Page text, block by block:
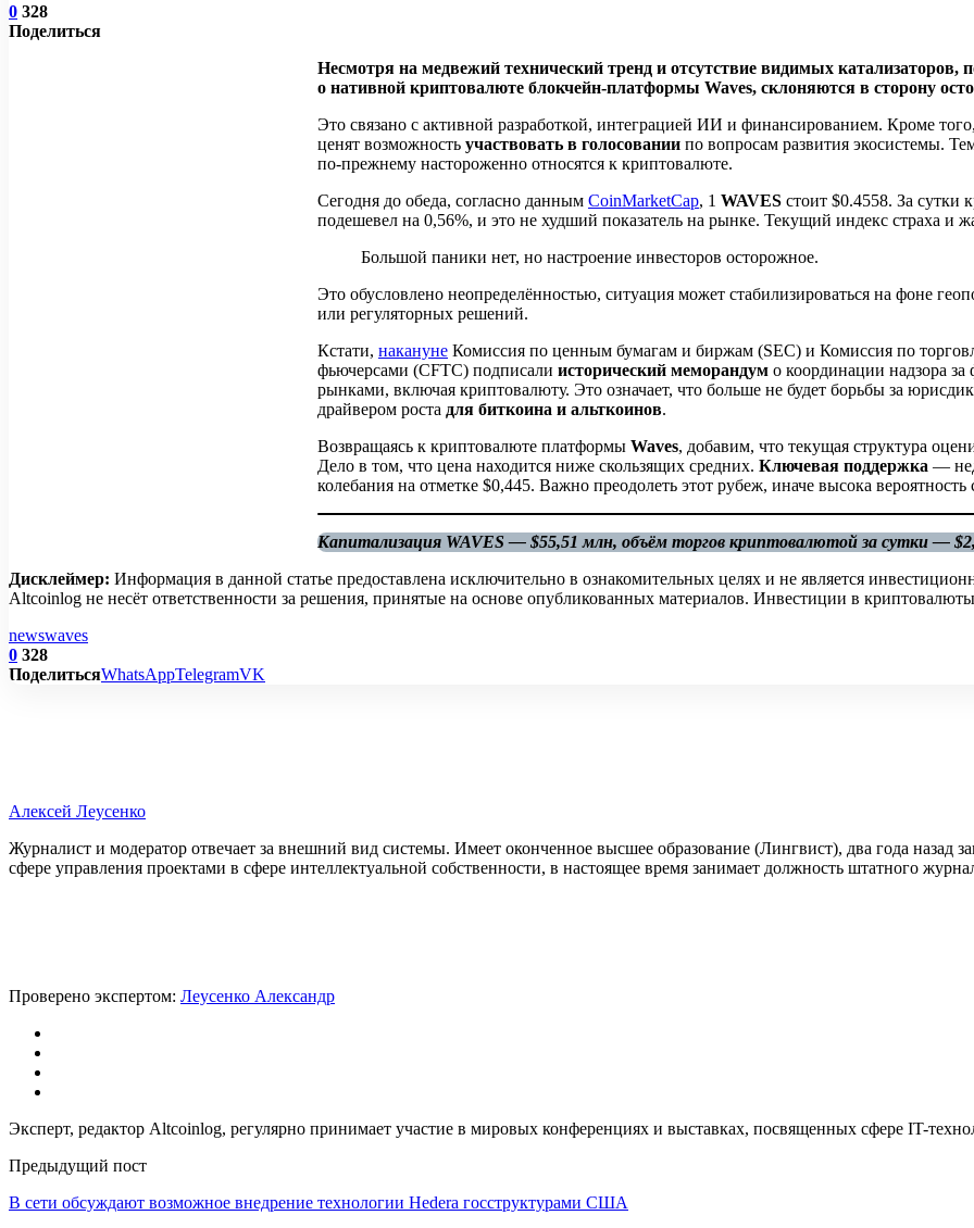
0 328
Поделиться
Несмотря на медвежий технический тренд и отсутствие видимых катализаторов,
о нативной криптовалюте блокчейн-платформы Waves, склоняются в сторону
Это связано с активной разработкой, интеграцией ИИ и финансированием. Кроме
ценят возможность участвовать в голосовании по вопросам развития экосистемы.
по-прежнему настороженно относятся к криптовалюте.
Сегодня до обеда, согласно данным CoinMarketCap, 1 WAVES стоит $0.4558. За сутки
подешевел на 0,56%, и это не худший показатель на рынке. Текущий индекс страха и
Большой паники нет, но настроение инвесторов осторожное.
Это обусловлено неопределённостью, ситуация может стабилизироваться на фоне
или регуляторных решений.
Кстати, накануне Комиссия по ценным бумагам и биржам (SEC) и Комиссия по
фьючерсами (CFTC) подписали исторический меморандум о координации надзора
рынками, включая криптовалюту. Это означает, что больше не будет борьбы за
драйвером роста для биткоина и альткоинов.
Возвращаясь к криптовалюте платформы Waves, добавим, что текущая структура
Дело в том, что цена находится ниже скользящих средних. Ключевая поддержка —
колебания на отметке $0,445. Важно преодолеть этот рубеж, иначе высока
Капитализация WAVES — $55,51 млн, объём торгов криптовалютой за сутки —
Дисклеймер: Информация в данной статье предоставлена исключительно в ознакомительных целях и не является
Altcoinlog не несёт ответственности за решения, принятые на основе опубликованных материалов. Инвестиции в
newswaves
0 328
ПоделитьсяWhatsAppTelegramVK
Алексей Леусенко
Журналист и модератор отвечает за внешний вид системы. Имеет оконченное высшее образование (Лингвист), два года
сфере управления проектами в сфере интеллектуальной собственности, в настоящее время занимает должность штатного
Проверено экспертом: Леусенко Александр
Эксперт, редактор Altcoinlog, регулярно принимает участие в мировых конференциях и выставках, посвященных сфере IT-
Предыдущий пост
В сети обсуждают возможное внедрение технологии Hedera госструктурами США